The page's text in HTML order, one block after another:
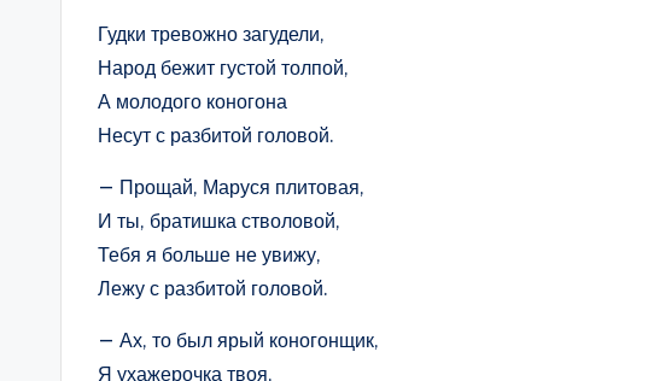
Гудки тревожно загудели,
Народ бежит густой толпой,
А молодого коногона
Несут с разбитой головой.
— Прощай, Маруся плитовая,
И ты, братишка стволовой,
Тебя я больше не увижу,
Лежу с разбитой головой.
— Ах, то был ярый коногонщик,
Я ухажерочка твоя,